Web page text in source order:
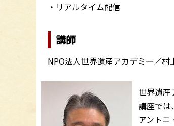
・リアルタイム配信
講師
NPO法人世界遺産アカデミー／
世界遺産
講座では
アントニ